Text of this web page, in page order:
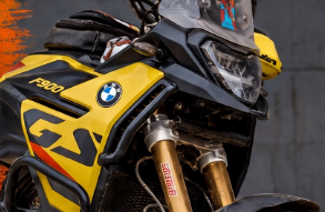
Aprilia Tuareg 660
Vendita
>Termini e Condizioni Generali di
VENDITA